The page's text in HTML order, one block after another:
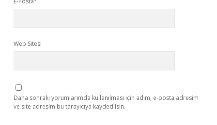
Web Sitesi
Daha sonraki yorumlarımda kullanılması için adım, e-posta adresim
ve site adresim bu tarayıcıya kaydedilsin.